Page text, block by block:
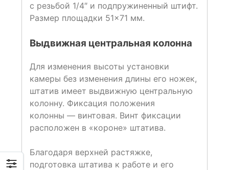
с резьбой 1/4″ и подпружиненный штифт.
Размер площадки 51×71 мм.
Выдвижная центральная колонна
Для изменения высоты установки
камеры без изменения длины его ножек,
штатив имеет выдвижную центральную
колонну. Фиксация положения
колонны — винтовая. Винт фиксации
расположен в «короне» штатива.
Благодаря верхней растяжке,
подготовка штатива к работе и его